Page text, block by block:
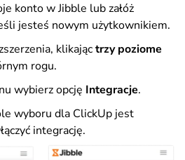
konto w Jibble lub załóż
jesteś nowym użytkownikiem.
klikająctrzy poziome
rogu.
wybierz opcję Integracje.
wyboru dla ClickUp jest
integrację.